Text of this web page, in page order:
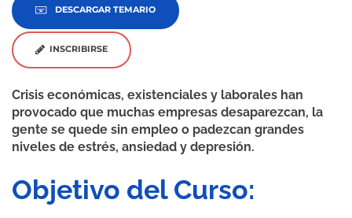
DESCARGAR TEMARIO
INSCRIBIRSE
Crisis económicas, existenciales y laborales han
provocado que muchas empresas desaparezcan, la
gente se quede sin empleo o padezcan grandes
niveles de estrés, ansiedad y depresión.
Objetivo del Curso: